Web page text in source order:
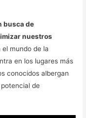
busca de
nuestros
el mundo de la
en los lugares más
conocidos albergan
de